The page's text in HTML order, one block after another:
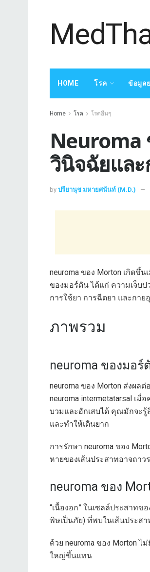
HOME โรค ข้อมูล
Home โรค โรคอื่นๆ
Neuroma
วินิจฉัยและ
by ปรียานุช มหายศนันท์ (M.D.)
neuroma ของ Morton เกิดขึ้
ของมอร์ตัน ได้แก่ ความเจ็บป
การใช้ยา การฉีดยา และกา
ภาพรวม
neuroma ของมอร์
neuroma ของ Morton ส่งผล
neuroma intermetatarsal เ
บวมและอักเสบได้ คุณมักจะรู้
และทำให้เดินยาก
การรักษา neuroma ของ
หายของเส้นประสาทอาจถาวร
neuroma ของ
“เนื้องอก” ในเซลล์ประสาทข
พิษเป็นภัย) ที่พบในเส้นประสา
ด้วย neuroma ของ Morton
ใหญ่ขึ้นแทน